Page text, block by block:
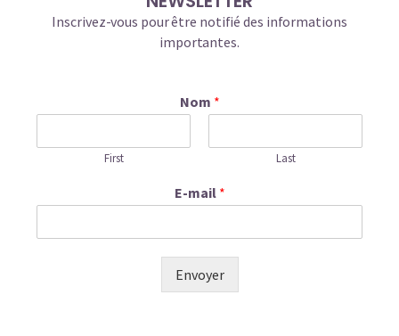
Inscrivez-vous pour être notifié des informations
importantes.
Nom *
First Last
E-mail *
Envoyer